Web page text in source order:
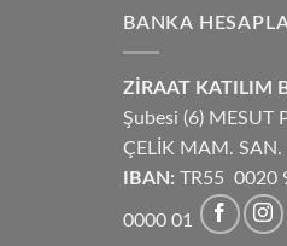
BANKA
ZİRAAT KATILIM
Şubesi (6) MESUT
ÇELİK MAM. SAN.
IBAN: TR55 0020
0000 01